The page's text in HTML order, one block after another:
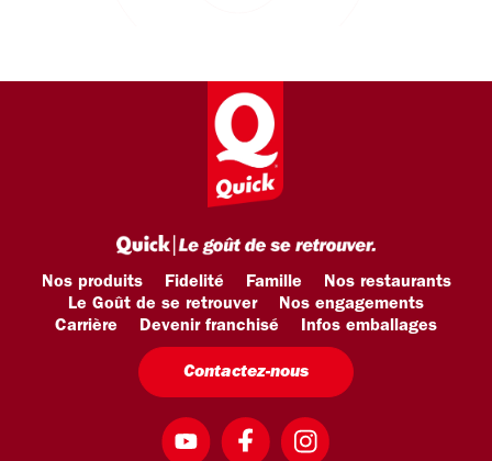
Nos produits Fidelité Famille
Nos restaurants
Le Goût de se retrouver
Nos engagements
Carrière
Devenir franchisé Infos emballages
Contactez-nous